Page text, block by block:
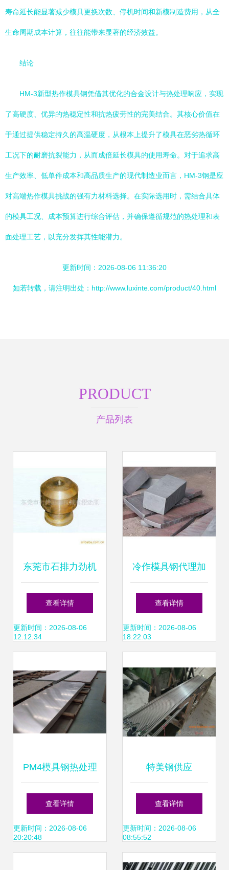
寿命延长能显著减少模具更换次数、停机时间和新模制造费用，从全
生命周期成本计算，往往能带来显著的经济效益。
结论
HM-3新型热作模具钢凭借其优化的合金设计与热处理响应，实现
了高硬度、优异的热稳定性和抗热疲劳性的完美结合。其核心价值在
于通过提供稳定持久的高温硬度，从根本上提升了模具在恶劣热循环
工况下的耐磨抗裂能力，从而成倍延长模具的使用寿命。对于追求高
生产效率、低单件成本和高品质生产的现代制造业而言，HM-3钢是应
对高端热作模具挑战的强有力材料选择。在实际选用时，需结合具体
的模具工况、成本预算进行综合评估，并确保遵循规范的热处理和表
面处理工艺，以充分发挥其性能潜力。
更新时间：2026-08-06 11:36:20
如若转载，请注明出处：http://www.luxinte.com/product/40.html
PRODUCT
产品列表
东莞市石排力劲机
械模具钢产品列表
——工具钢系列
查看详情
更新时间：2026-08-06
12:12:34
冷作模具钢代理加
盟 品牌模具钢提供
商首选临沂绍雷锻
查看详情
更新时间：2026-08-06
18:22:03
PM4模具钢热处理
特性分析 高品质供
应源保障工厂需求
查看详情
更新时间：2026-08-06
20:20:48
特美钢供应
40Mn18Cr3无磁钢
成分解析及其在模
查看详情
更新时间：2026-08-06
08:55:52